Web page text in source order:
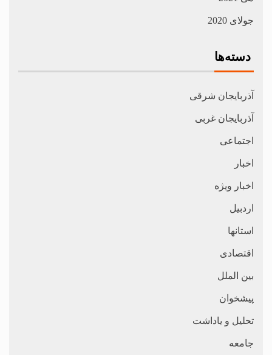
جولای 2020
دسته‌ها
آذربایجان شرقی
آذربایجان غربی
اجتماعی
اخبار
اخبار ویژه
اردبیل
استانها
اقتصادی
بین الملل
پیشخوان
تحلیل و یاداشت
جامعه